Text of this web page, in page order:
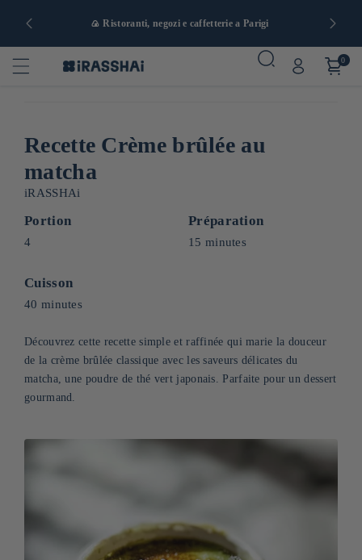
🍙 Ristoranti, negozi e caffetterie a Parigi
0
Recette Crème brûlée au
matcha
iRASSHAi
Portion
4
Préparation
15 minutes
Cuisson
40 minutes
Découvrez cette recette simple et raffinée qui marie la douceur
de la crème brûlée classique avec les saveurs délicates du
matcha, une poudre de thé vert japonais. Parfaite pour un dessert
gourmand.